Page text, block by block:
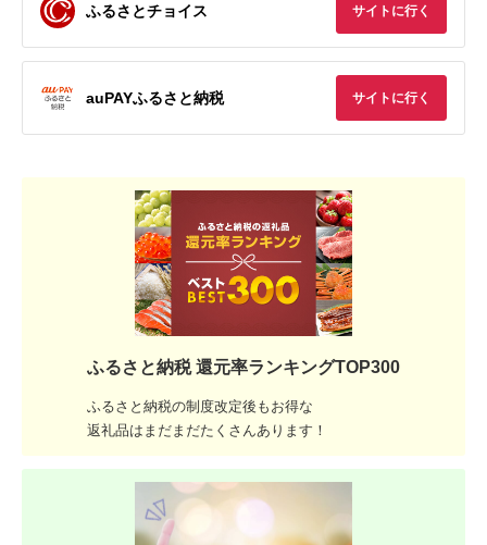
ふるさとチョイス サイトに行く
auPAYふるさと納税 サイトに行く
ふるさと納税 還元率ランキングTOP300
ふるさと納税の制度改定後もお得な
返礼品はまだまだたくさんあります！